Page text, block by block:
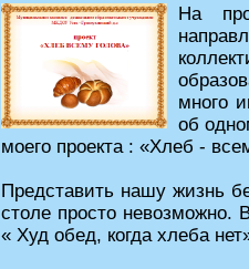
На
много
об
моего проекта : «Хлеб -
Представить нашу жизнь
столе просто невозможно.
« Худ обед, когда хлеба